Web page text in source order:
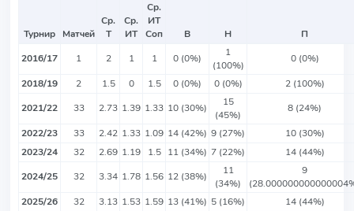
Турнир Матчей
Ср.
Т
Ср.
ИТ
Ср.
ИТ
Соп
В Н
П
2016/17
1 2 1 1 0 (0%)
1
(100%)
0 (0%)
2018/19
2 1.5 0 1.5 0 (0%) 0 (0%)
2 (100%)
2021/22
33 2.73 1.39 1.33 10 (30%)
15
(45%)
8 (24%)
2022/23
33 2.42 1.33 1.09 14 (42%) 9 (27%)
10 (30%)
2023/24
32 2.69 1.19 1.5 11 (34%) 7 (22%)
14 (44%)
2024/25
32 3.34 1.78 1.56 12 (38%)
11
(34%)
9
2025/26
32 3.13 1.53 1.59 13 (41%) 5 (16%)
14 (44%)